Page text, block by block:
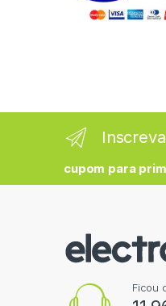
cupom para
Ficou